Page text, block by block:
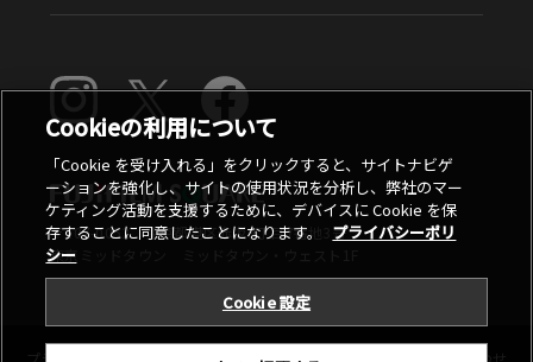
〒107-0052 東京都港区赤坂9丁目7番地3号
東京ミッドタウン ミッドタウン・ウェスト1F
Cookieの利用について
「Cookie を受け入れる」をクリックすると、サイトナビゲ
ーションを強化し、サイトの使用状況を分析し、弊社のマー
ケティング活動を支援するために、デバイスに Cookie を保
存することに同意したことになります。
プライバシーポリ
シー
Cookie 設定